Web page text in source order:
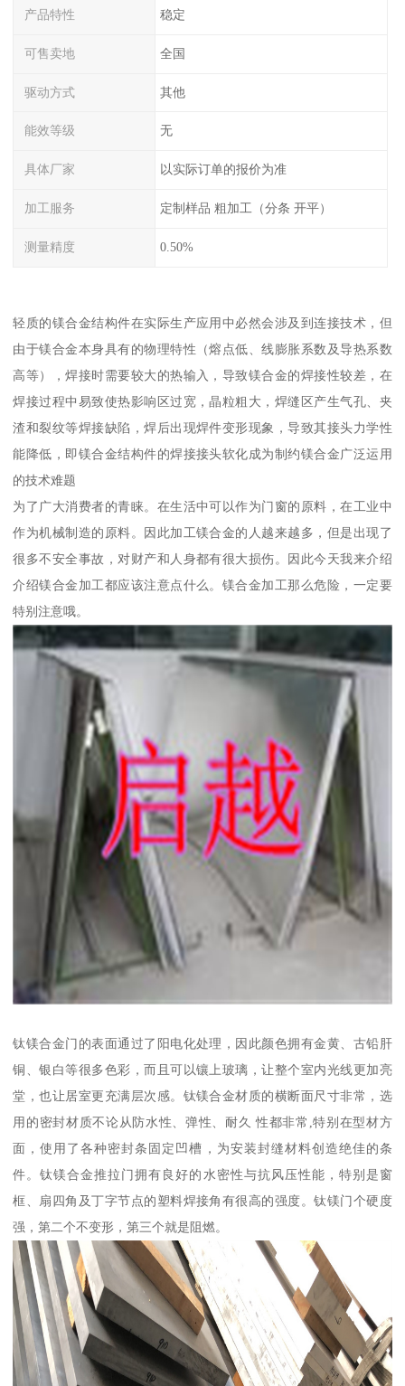
产品特性 稳定
可售卖地 全国
驱动方式 其他
能效等级 无
具体厂家 以实际订单的报价为准
加工服务 定制样品 粗加工（分条 开平）
测量精度 0.50%
轻质的镁合金结构件在实际生产应用中必然会涉及到连接技术，但
由于镁合金本身具有的物理特性（熔点低、线膨胀系数及导热系数
高等），焊接时需要较大的热输入，导致镁合金的焊接性较差，在
焊接过程中易致使热影响区过宽，晶粒粗大，焊缝区产生气孔、夹
渣和裂纹等焊接缺陷，焊后出现焊件变形现象，导致其接头力学性
能降低，即镁合金结构件的焊接接头软化成为制约镁合金广泛运用
的技术难题
为了广大消费者的青睐。在生活中可以作为门窗的原料，在工业中
作为机械制造的原料。因此加工镁合金的人越来越多，但是出现了
很多不安全事故，对财产和人身都有很大损伤。因此今天我来介绍
介绍镁合金加工都应该注意点什么。镁合金加工那么危险，一定要
特别注意哦。
钛镁合金门的表面通过了阳电化处理，因此颜色拥有金黄、古铅肝
铜、银白等很多色彩，而且可以镶上玻璃，让整个室内光线更加亮
堂，也让居室更充满层次感。钛镁合金材质的横断面尺寸非常，选
用的密封材质不论从防水性、弹性、耐久 性都非常,特别在型材方
面，使用了各种密封条固定凹槽，为安装封缝材料创造绝佳的条
件。钛镁合金推拉门拥有良好的水密性与抗风压性能，特别是窗
框、扇四角及丁字节点的塑料焊接角有很高的强度。钛镁门个硬度
强，第二个不变形，第三个就是阻燃。